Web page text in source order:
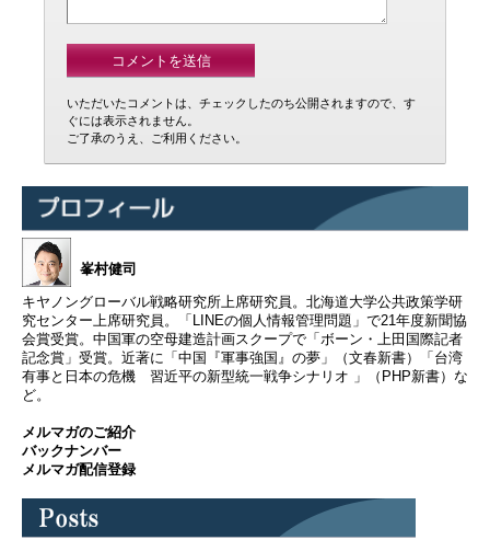
いただいたコメントは、チェックしたのち公開されますので、す
ぐには表示されません。
ご了承のうえ、ご利用ください。
峯村健司
キヤノングローバル戦略研究所上席研究員。北海道大学公共政策学研
究センター上席研究員。「LINEの個人情報管理問題」で21年度新聞協
会賞受賞。中国軍の空母建造計画スクープで「ボーン・上田国際記者
記念賞」受賞。近著に「中国『軍事強国』の夢」（文春新書）「台湾
有事と日本の危機 習近平の新型統一戦争シナリオ 」（PHP新書）な
ど。
メルマガのご紹介
バックナンバー
メルマガ配信登録